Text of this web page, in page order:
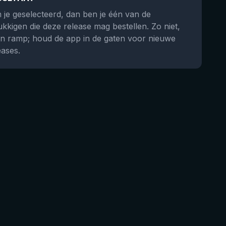
je geselecteerd, dan ben je één van de
die deze release mag bestellen. Zo niet,
ramp; houd de app in de gaten voor nieuwe